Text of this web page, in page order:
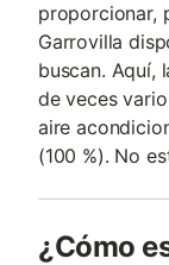
proporcionar,
Garrovilla
buscan. Aquí,
de veces
aire
(100 %). No
¿Cómo